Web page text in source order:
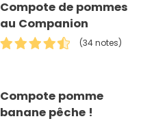
Compote de pommes
au Companion
(34 notes)
Compote pomme
banane pêche !